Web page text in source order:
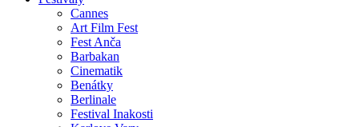
Cannes
Art Film Fest
Fest Anča
Barbakan
Cinematik
Benátky
Berlinale
Festival Inakosti